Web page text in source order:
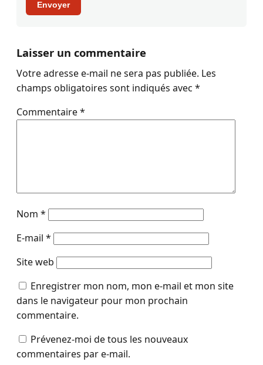
Envoyer
Laisser un commentaire
Votre adresse e-mail ne sera pas publiée. Les
champs obligatoires sont indiqués avec *
Commentaire*
Nom *
E-mail *
Site web
Enregistrer mon nom, mon e-mail et mon site
dans le navigateur pour mon prochain
commentaire.
Prévenez-moi de tous les nouveaux
commentaires par e-mail.